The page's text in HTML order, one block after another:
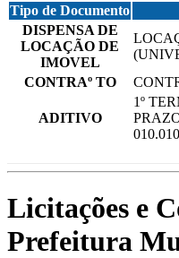
Tipo de Documento
DISPENSA DE
LOCAÇÃO DE
IMOVEL
CONTRAº TO
ADITIVO
1º
Licitações e
Prefeitura